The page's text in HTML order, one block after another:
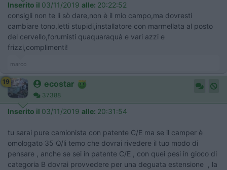
Inserito il 03/11/2019 alle: 20:22:52
consigli non te li sò dare,non è il mio campo,ma dovresti
cambiare tono,letti stupidi,installatore con marmellata al posto
del cervello,forumisti quaquaraquà e vari azzi e
frizzi,complimenti!
marco
19 ecostar
37388
Inserito il 03/11/2019 alle: 20:31:54
tu sarai pure camionista con patente C/E ma se il camper è
omologato 35 Q/li temo che dovrai rivedere il tuo modo di
pensare , anche se sei in patente C/E , con quei pesi in gioco di
categoria B dovrai provvedere per una deguata estensione , la